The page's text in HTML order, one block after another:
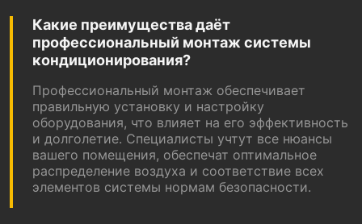
Какие преимущества даёт
профессиональный монтаж системы
кондиционирования?
Профессиональный монтаж обеспечивает
правильную установку и настройку
оборудования, что влияет на его эффективность
и долголетие. Специалисты учтут все нюансы
вашего помещения, обеспечат оптимальное
распределение воздуха и соответствие всех
элементов системы нормам безопасности.